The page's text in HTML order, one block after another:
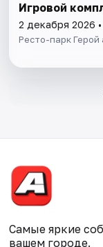
Игровой
2 декабря 2026
Ресто-парк Герой
Самые яркие
вашем городе.